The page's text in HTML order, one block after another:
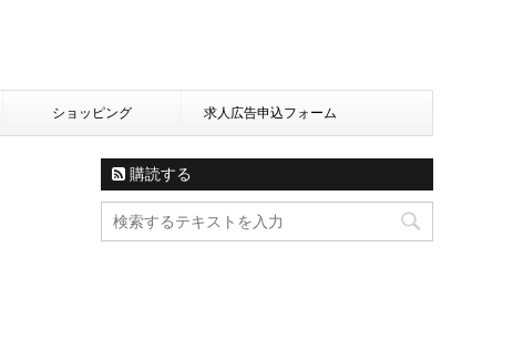
ショッピング 求人広告申込フォーム
購読する